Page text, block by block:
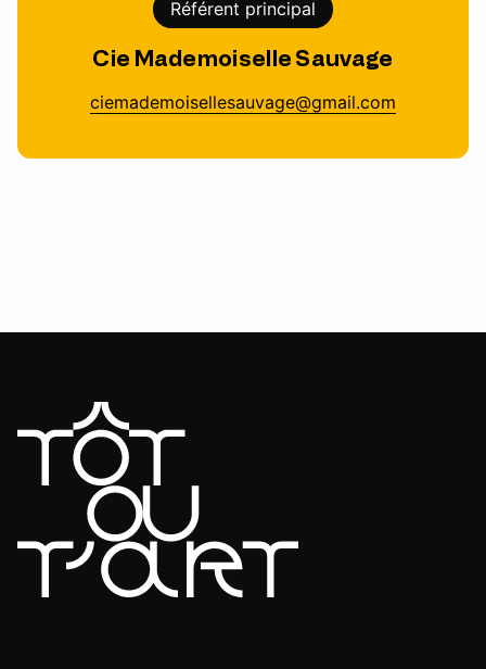
Référent principal
Cie Mademoiselle Sauvage
ciemademoisellesauvage@gmail.com